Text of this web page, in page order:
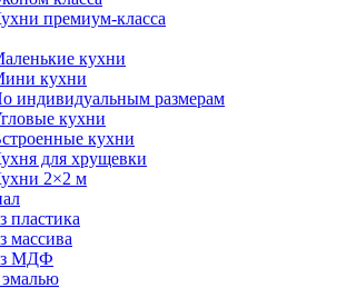
премиум-класса
кухни
кухни
индивидуальным размерам
кухни
кухни
для хрущевки
2×2 м
пластика
массива
МДФ
эмалью